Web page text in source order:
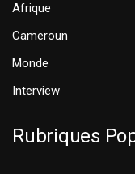
Afrique
Cameroun
Monde
Interview
Rubriques